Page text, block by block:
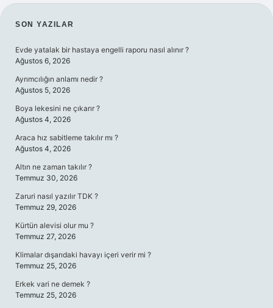
SIDEBAR
SON YAZILAR
Evde yatalak bir hastaya engelli raporu nasıl alınır ?
Ağustos 6, 2026
Ayrımcılığın anlamı nedir ?
Ağustos 5, 2026
Boya lekesini ne çıkarır ?
Ağustos 4, 2026
Araca hız sabitleme takılır mı ?
Ağustos 4, 2026
Altın ne zaman takılır ?
Temmuz 30, 2026
Zaruri nasıl yazılır TDK ?
Temmuz 29, 2026
Kürtün alevisi olur mu ?
Temmuz 27, 2026
Klimalar dışarıdaki havayı içeri verir mi ?
Temmuz 25, 2026
Erkek vari ne demek ?
Temmuz 25, 2026